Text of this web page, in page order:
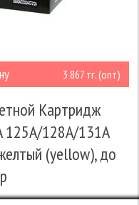
3 867 тг. (опт)
Картридж
125A/128A/131A
(yellow), до